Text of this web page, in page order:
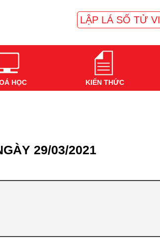
LẬP LÁ SỐ TỬ VI
HỌC KIẾN THỨC
29/03/2021